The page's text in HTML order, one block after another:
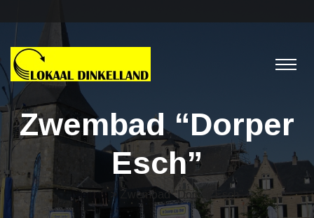
Zwembad “Dorper
Esch”
Nieuws > Zwembad “Dorper Esch”